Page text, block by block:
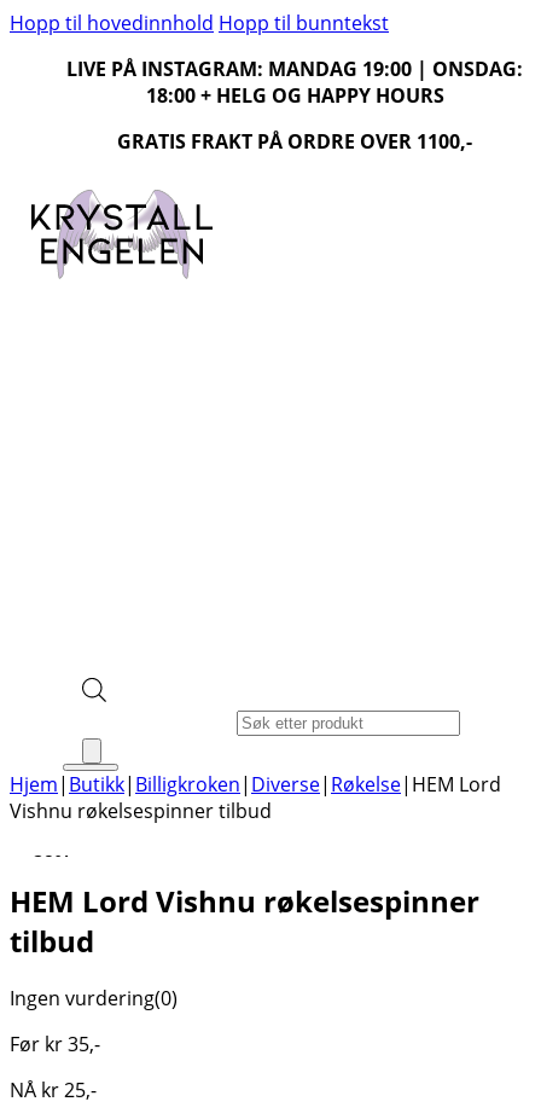
Hopp til hovedinnhold Hopp til bunntekst
LIVE PÅ INSTAGRAM: MANDAG 19:00 | ONSDAG:
18:00 + HELG OG HAPPY HOURS
GRATIS FRAKT PÅ ORDRE OVER 1100,-
Hjem| Butikk| Billigkroken| Diverse| Røkelse| HEM Lord
Vishnu røkelsespinner tilbud
HEM Lord Vishnu røkelsespinner
tilbud
Ingen vurdering(0)
Før kr35,-
NÅ kr25,-
-29%